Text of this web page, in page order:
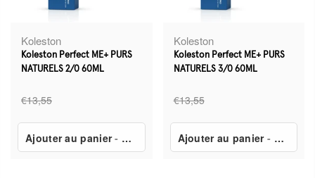
Koleston
Koleston Perfect ME+ PURS
NATURELS 2/0 60ML
€13,55
Ajouter au panier- €7,80
Koleston
Koleston Perfect ME+ PURS
NATURELS 3/0 60ML
€13,55
Ajouter au panier- €7,80